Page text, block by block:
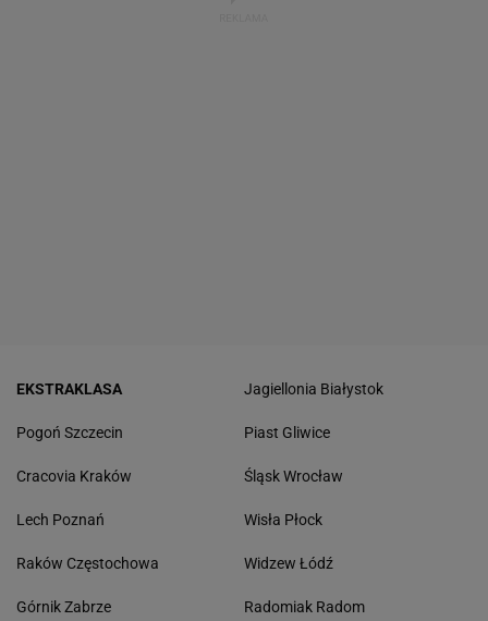
EKSTRAKLASA
Pogoń Szczecin
Cracovia Kraków
Lech Poznań
Raków Częstochowa
Górnik Zabrze
Jagiellonia Białystok
Piast Gliwice
Śląsk Wrocław
Wisła Płock
Widzew Łódź
Radomiak Radom